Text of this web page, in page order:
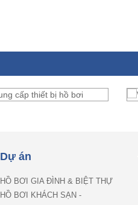
Dự án
HỒ BƠI GIA ĐÌNH & BIỆT THỰ
HỒ BƠI KHÁCH SẠN -